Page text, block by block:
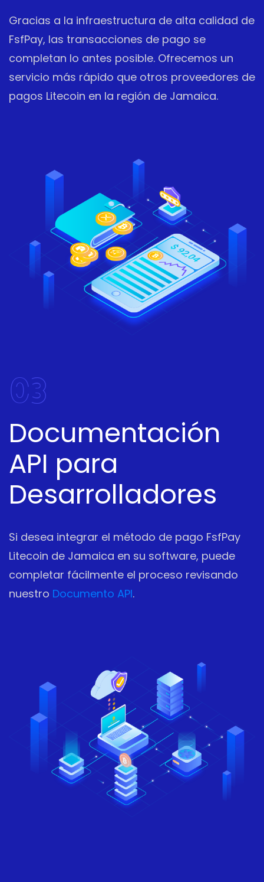
Gracias a la infraestructura de alta calidad de
FsfPay, las transacciones de pago se
completan lo antes posible. Ofrecemos un
servicio más rápido que otros proveedores de
pagos Litecoin en la región de Jamaica.
03
Documentación
API para
Desarrolladores
Si desea integrar el método de pago FsfPay
Litecoin de Jamaica en su software, puede
completar fácilmente el proceso revisando
nuestro Documento API.